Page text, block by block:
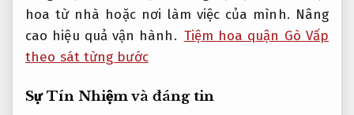
hoa từ nhà hoặc nơi làm việc của mình. Nâng
cao hiệu quả vận hành. Tiệm hoa quận Gò Vấp
theo sát từng bước
Sự Tín Nhiệm và đáng tin